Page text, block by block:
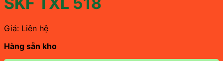
Giá: Liên hệ
Hàng sẵn kho